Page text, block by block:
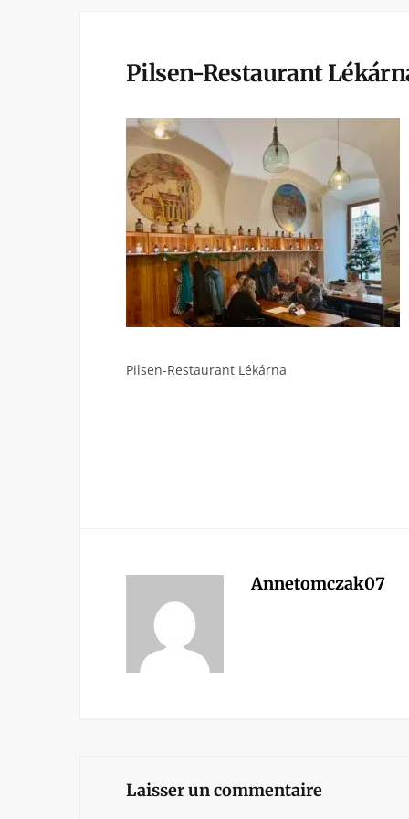
Pilsen-Restaurant
Pilsen-Restaurant Lékárna
Annetomczak07
Laisser un commentaire